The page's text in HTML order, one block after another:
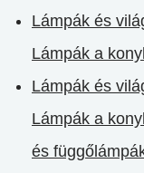
Lámpák és
Lámpák a
Lámpák és
Lámpák a
és